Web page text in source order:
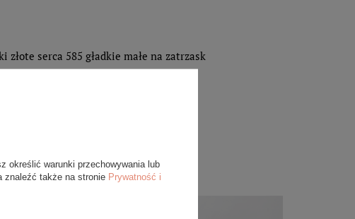
złote serca 585 gładkie małe na zatrzask
określić warunki przechowywania lub
znaleźć także na stronie Prywatność i